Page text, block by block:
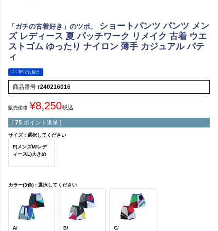
「ガチの古着好き」のツボ。
ショートパンツ パンツ メン
ズ レディース 夏 パッチワーク リメイク 古着 ウエ
ストゴム ゆったり ナイロン 薄手 カジュアル パテ
ィ
2～3日でお届け
商品番号 r240216016
販売価格 ¥8,250税込
[ 75 ポイント進呈 ]
サイズ 選択してください
F(メンズM/レデ
ィースL)大きめ
カラー(3色) 選択してください
A/ B/ C/